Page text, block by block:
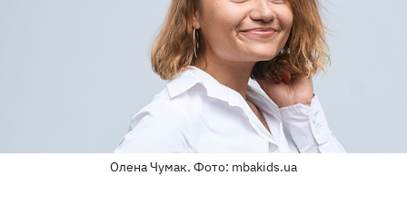
Олена Чумак. Фото: mbakids.ua